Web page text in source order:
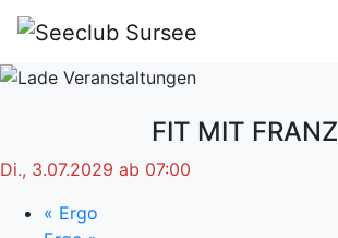
FIT MIT FRANZ
Di., 3.07.2029 ab 07:00
« Ergo